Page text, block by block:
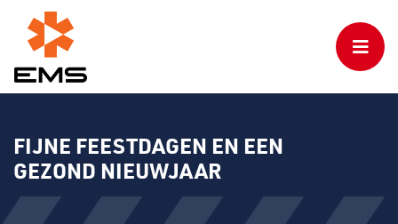
FIJNE FEESTDAGEN EN EEN
GEZOND NIEUWJAAR